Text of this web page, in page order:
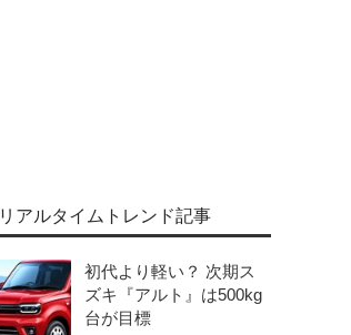
リアルタイムトレンド記事
初代より軽い？ 次期ス
ズキ『アルト』は500kg
台が目標